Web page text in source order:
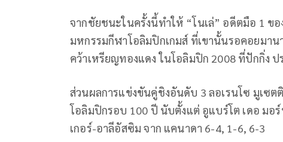
จากชัยชนะในครั้งนี้ทำให้ “โนเล่” อดีตมือ 1 ข
มหกรรมกีฬาโอลิมปิกเกมส์ ที่เขานั้นรอคอยมา
คว้าเหรียญทองแดง ในโอลิมปิก 2008 ที่ปักกิ่ง ป
ส่วนผลการแข่งขันคู่ชิงอันดับ 3 ลอเรนโซ มูเซ
โอลิมปิกรอบ 100 ปี นับตั้งแต่ อูแบร์โต เดอ มอ
เกอร์-อาลีอัสซิม จาก แคนาดา 6-4, 1-6, 6-3